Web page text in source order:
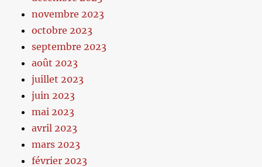
novembre 2023
octobre 2023
septembre 2023
août 2023
juillet 2023
juin 2023
mai 2023
avril 2023
mars 2023
février 2023